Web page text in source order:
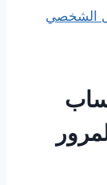
الشخصي